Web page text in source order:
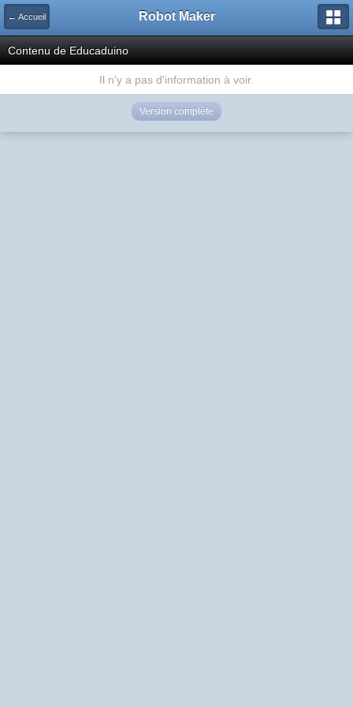
← Accueil Robot Maker
Contenu de Educaduino
Il n'y a pas d'information à voir.
Version complète